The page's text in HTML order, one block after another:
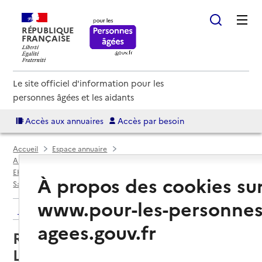
RÉPUBLIQUE
FRANÇAISE
Le site officiel d'information pour les
personnes âgées et les aidants
Accès aux annuaires Accès par besoin
Accueil
Espace annuaire
Annuaire EHPAD et maisons de retraite
EHPAD par département
Saint-Just-Malmont
Residence Mutualiste Marie Lagrevol
Retour aux résultats de l'annuaire
Residence Mutualiste Marie
Lagrevol
À propos des cookies
www.pour-les-
agees.gouv.fr